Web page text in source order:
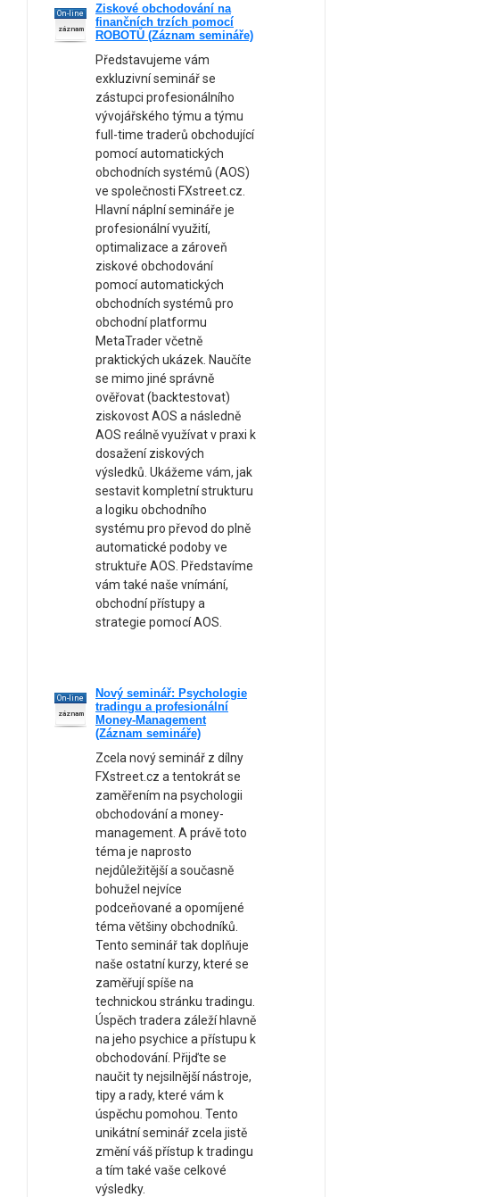
On-line
záznam
Ziskové obchodování na
finančních trzích pomocí
ROBOTŮ (Záznam semináře)
Představujeme vám
exkluzivní seminář se
zástupci profesionálního
vývojářského týmu a týmu
full-time traderů obchodující
pomocí automatických
obchodních systémů (AOS)
ve společnosti FXstreet.cz.
Hlavní náplní semináře je
profesionální využití,
optimalizace a zároveň
ziskové obchodování
pomocí automatických
obchodních systémů pro
obchodní platformu
MetaTrader včetně
praktických ukázek. Naučíte
se mimo jiné správně
ověřovat (backtestovat)
ziskovost AOS a následně
AOS reálně využívat v praxi k
dosažení ziskových
výsledků. Ukážeme vám, jak
sestavit kompletní strukturu
a logiku obchodního
systému pro převod do plně
automatické podoby ve
struktuře AOS. Představíme
vám také naše vnímání,
obchodní přístupy a
strategie pomocí AOS.
On-line
záznam
Nový seminář: Psychologie
tradingu a profesionální
Money-Management
(Záznam semináře)
Zcela nový seminář z dílny
FXstreet.cz a tentokrát se
zaměřením na psychologii
obchodování a money-
management. A právě toto
téma je naprosto
nejdůležitější a současně
bohužel nejvíce
podceňované a opomíjené
téma většiny obchodníků.
Tento seminář tak doplňuje
naše ostatní kurzy, které se
zaměřují spíše na
technickou stránku tradingu.
Úspěch tradera záleží hlavně
na jeho psychice a přístupu k
obchodování. Přijďte se
naučit ty nejsilnější nástroje,
tipy a rady, které vám k
úspěchu pomohou. Tento
unikátní seminář zcela jistě
změní váš přístup k tradingu
a tím také vaše celkové
výsledky.